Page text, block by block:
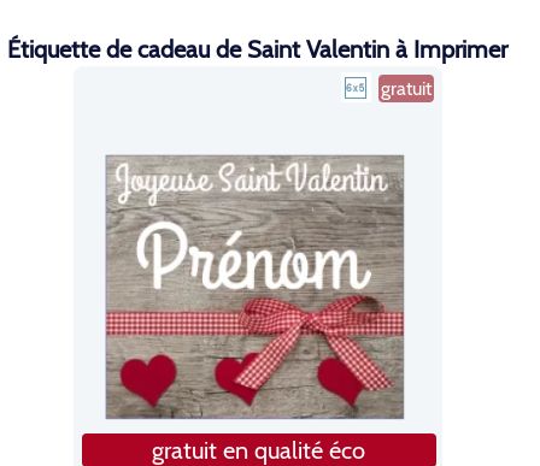
Étiquette de cadeau de Saint Valentin à Imprimer
gratuit
gratuit en qualité éco